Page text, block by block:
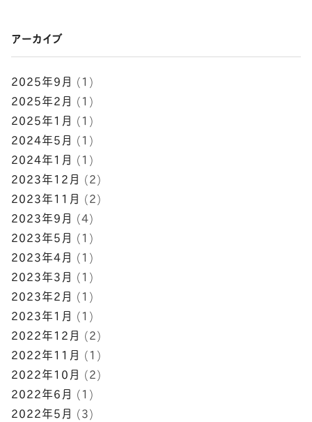
アーカイブ
2025年9月 (1)
2025年2月 (1)
2025年1月 (1)
2024年5月 (1)
2024年1月 (1)
2023年12月 (2)
2023年11月 (2)
2023年9月 (4)
2023年5月 (1)
2023年4月 (1)
2023年3月 (1)
2023年2月 (1)
2023年1月 (1)
2022年12月 (2)
2022年11月 (1)
2022年10月 (2)
2022年6月 (1)
2022年5月 (3)